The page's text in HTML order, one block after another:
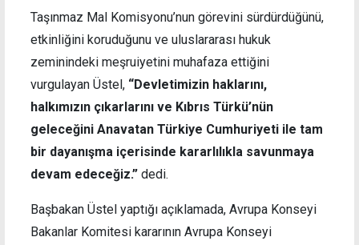
Taşınmaz Mal Komisyonu’nun görevini sürdürdüğünü,
etkinliğini koruduğunu ve uluslararası hukuk
zeminindeki meşruiyetini muhafaza ettiğini
vurgulayan Üstel, “Devletimizin haklarını,
halkımızın çıkarlarını ve Kıbrıs Türkü’nün
geleceğini Anavatan Türkiye Cumhuriyeti ile tam
bir dayanışma içerisinde kararlılıkla savunmaya
devam edeceğiz.” dedi.
Başbakan Üstel yaptığı açıklamada, Avrupa Konseyi
Bakanlar Komitesi kararının Avrupa Konseyi